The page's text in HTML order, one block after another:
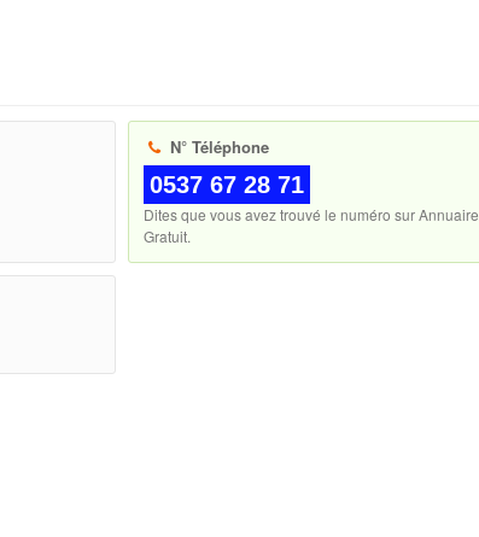
N° Téléphone
0537 67 28 71
Dites que vous avez trouvé le numéro sur Annuaire
Gratuit.